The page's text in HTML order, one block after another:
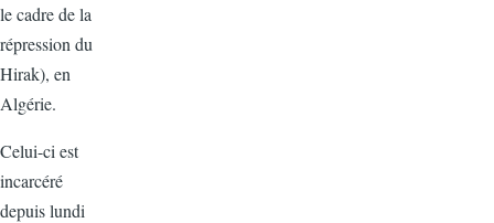
le cadre de la
répression du
Hirak), en
Algérie.
Celui-ci est
incarcéré
depuis lundi